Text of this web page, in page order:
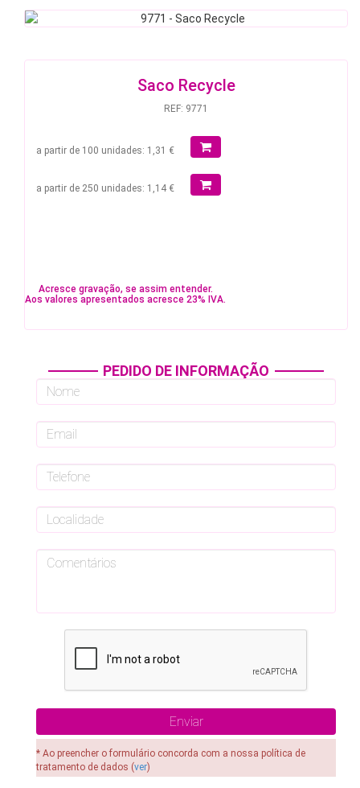
Saco Recycle
REF: 9771
a partir de 100 unidades: 1,31 €
a partir de 250 unidades: 1,14 €
Acresce gravação, se assim entender.
Aos valores apresentados acresce 23% IVA.
PEDIDO DE INFORMAÇÃO
* Ao preencher o formulário concorda com a nossa política de
tratamento de dados (ver)